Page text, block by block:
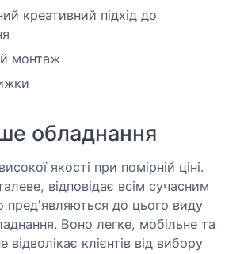
креативний підхід до
монтаж
обладнання
якості при помірній ціні.
відповідає всім сучасним
до цього виду
Воно легке, мобільне та
відволікає клієнтів від вибору